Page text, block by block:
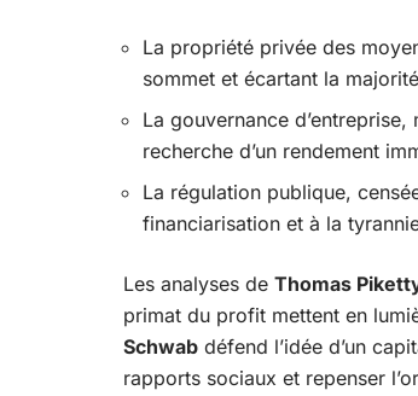
La propriété privée des
sommet et écartant la
La gouvernance
recherche d’un rendement
La régulation publique,
financiarisation et à la
Les analyses de Thomas
primat du profit mettent en
Schwab défend l’idée d’un
rapports sociaux et repenser